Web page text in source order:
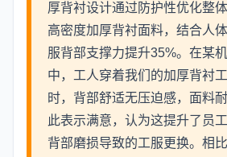
厚背衬设计通过防护性优化整
高密度加厚背衬面料，结合人
服背部支撑力提升35%。在某
中，工人穿着我们的加厚背衬
时，背部舒适无压迫感，面料
此表示满意，认为这提升了员
背部磨损导致的工服更换。相